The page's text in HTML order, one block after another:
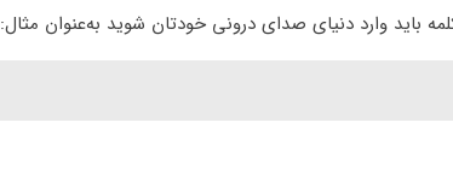
باید وارد دنیای صدای درونی خودتان شوید به‌عنوان مثال: